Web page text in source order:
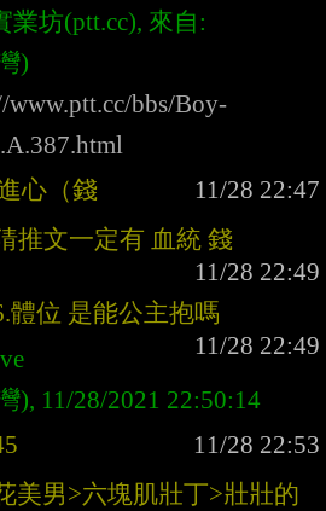
坊(ptt.cc), 來自:
www.ptt.cc/bbs/Boy-
心（錢
推文一定有 血統 錢
體位 是能公主抱嗎
美男>六塊肌壯丁>壯壯的